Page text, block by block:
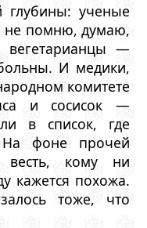
глубины: ученые
не помню, думаю,
вегетарианцы —
И медики,
комитете
и сосисок —
в список, где
На фоне прочей
весть, кому ни
кажется похожа.
тоже, что